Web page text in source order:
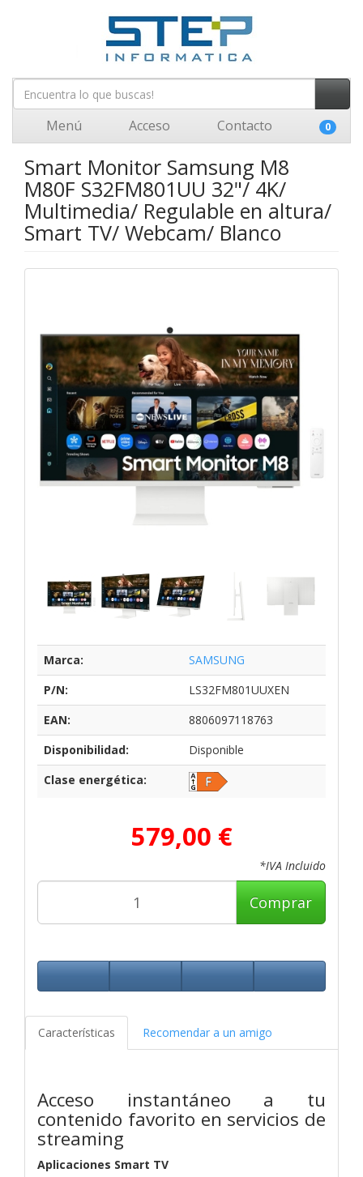
Menú Acceso Contacto 0
Smart Monitor Samsung M8
M80F S32FM801UU 32"/ 4K/
Multimedia/ Regulable en altura/
Smart TV/ Webcam/ Blanco
Marca:
SAMSUNG
P/N:
LS32FM801UUXEN
EAN:
8806097118763
Disponibilidad:
Disponible
Clase energética:
579,00 €
*IVA Incluido
Comprar
Características Recomendar a un amigo
Acceso instantáneo a tu
contenido favorito en servicios de
streaming
Aplicaciones Smart TV